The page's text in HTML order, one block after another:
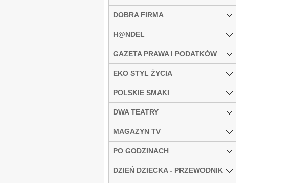
DOBRA FIRMA
H@NDEL
GAZETA PRAWA I PODATKÓW
EKO STYL ŻYCIA
POLSKIE SMAKI
DWA TEATRY
MAGAZYN TV
PO GODZINACH
DZIEŃ DZIECKA - PRZEWODNIK